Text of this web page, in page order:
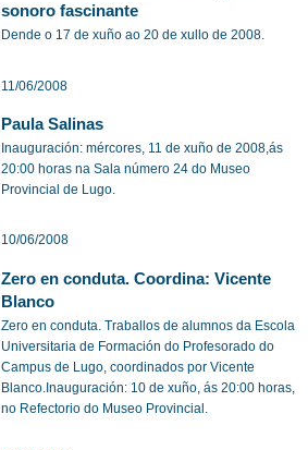
sonoro fascinante
Dende o 17 de xuño ao 20 de xullo de 2008.
11/06/2008
Paula Salinas
Inauguración: mércores, 11 de xuño de 2008,ás
20:00 horas na Sala número 24 do Museo
Provincial de Lugo.
10/06/2008
Zero en conduta. Coordina: Vicente
Blanco
Zero en conduta. Traballos de alumnos da Escola
Universitaria de Formación do Profesorado do
Campus de Lugo, coordinados por Vicente
Blanco.Inauguración: 10 de xuño, ás 20:00 horas,
no Refectorio do Museo Provincial.